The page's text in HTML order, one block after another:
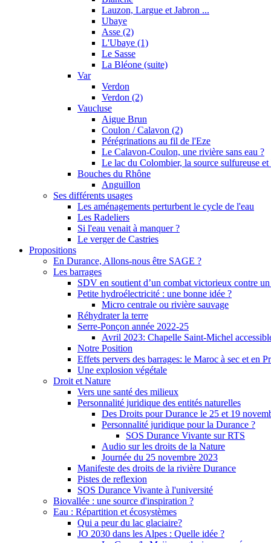
Lauzon, Largue et Jabron ...
Ubaye
Asse (2)
L'Ubaye (1)
Le Sasse
La Bléone (suite)
Var
Verdon
Verdon (2)
Vaucluse
Aigue Brun
Coulon / Calavon (2)
Pérégrinations au fil de l'Eze
Le Calavon-Coulon, une rivière sans eau ?
Le lac du Colombier, la source sulfureuse
Bouches du Rhône
Anguillon
Ses différents usages
Les aménagements perturbent le cycle de l'eau
Les Radeliers
Si l'eau venait à manquer ?
Le verger de Castries
Propositions
En Durance, Allons-nous être SAGE ?
Les barrages
SDV en soutient d’un combat victorieux contre un
Petite hydroélectricité : une bonne idée ?
Micro centrale ou rivière sauvage
Réhydrater la terre
Serre-Ponçon année 2022-25
Avril 2023: Chapelle Saint-Michel
Notre Position
Effets pervers des barrages: le Maroc à sec et en
Une explosion végétale
Droit et Nature
Vers une santé des milieux
Personnalité juridique des entités naturelles
Des Droits pour Durance le 25 et 19
Personnalité juridique pour la Durance ?
SOS Durance Vivante sur RTS
Audio sur les droits de la Nature
Journée du 25 novembre 2023
Manifeste des droits de la rivière Durance
Pistes de reflexion
SOS Durance Vivante à l'université
Biovallée : une source d'inspiration ?
Eau : Répartition et écosystèmes
Qui a peur du lac glaciaire?
JO 2030 dans les Alpes : Quelle idée ?